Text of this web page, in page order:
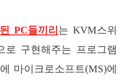
PC들끼리 는 KVM스위
로 구현해주는 프로그램
마이크로소프트(MS)에